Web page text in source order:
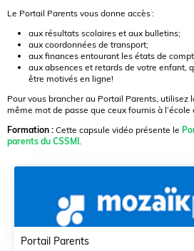
Le Portail Parents vous donne accès :
aux résultats scolaires et aux bulletins;
aux coordonnées de transport;
aux finances entourant les états de
aux absences et retards de votre enfant,
être motivés en ligne!
Pour vous brancher au Portail Parents, utilisez
même mot de passe que ceux fournis à l’école
Formation : Cette capsule vidéo présente le
parents du CSSMI
Portail Parents